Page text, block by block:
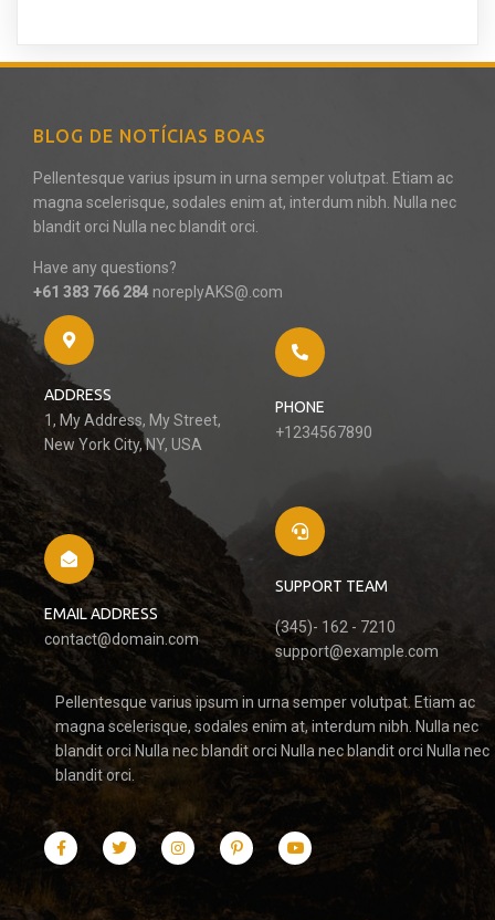
BLOG DE NOTÍCIAS BOAS
Pellentesque varius ipsum in urna semper volutpat. Etiam ac
magna scelerisque, sodales enim at, interdum nibh. Nulla nec
blandit orci Nulla nec blandit orci.
Have any questions?
+61 383 766 284 noreplyAKS@.com
ADDRESS
1, My Address, My Street,
New York City, NY, USA
PHONE
+1234567890
EMAIL ADDRESS
contact@domain.com
SUPPORT TEAM
(345)- 162 - 7210
support@example.com
Pellentesque varius ipsum in urna semper volutpat. Etiam ac
magna scelerisque, sodales enim at, interdum nibh. Nulla nec
blandit orci Nulla nec blandit orci Nulla nec blandit orci Nulla nec
blandit orci.